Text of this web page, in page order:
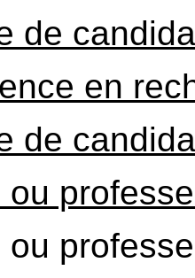
de
en
de
ou
ou